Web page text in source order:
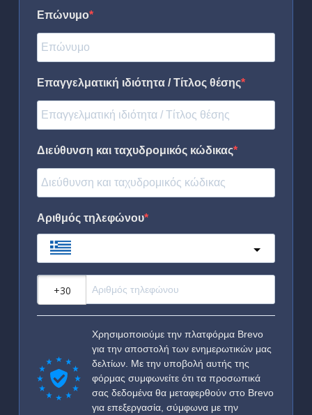
Επώνυμο
Επαγγελματική ιδιότητα / Τίτλος θέσης
Διεύθυνση και ταχυδρομικός κώδικας
Αριθμός τηλεφώνου
Χρησιμοποιούμε την πλατφόρμα Brevo
για την αποστολή των ενημερωτικών μας
δελτίων. Με την υποβολή αυτής της
φόρμας συμφωνείτε ότι τα προσωπικά
σας δεδομένα θα μεταφερθούν στο Brevo
για επεξεργασία, σύμφωνα με την